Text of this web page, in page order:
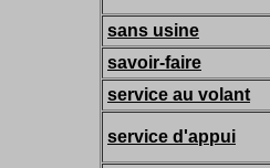
sans usine
savoir-faire
service au volant
service d'appui